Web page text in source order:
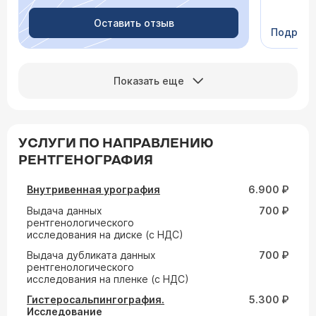
Оставить отзыв
Сейчас
Показать еще
УСЛУГИ ПО НАПРАВЛЕНИЮ
РЕНТГЕНОГРАФИЯ
Внутривенная урография
6.900 ₽
Выдача данных
рентгенологического
исследования на диске (с НДС)
700 ₽
Выдача дубликата данных
рентгенологического
исследования на пленке (с НДС)
700 ₽
Гистеросальпингография.
Исследование
5.300 ₽